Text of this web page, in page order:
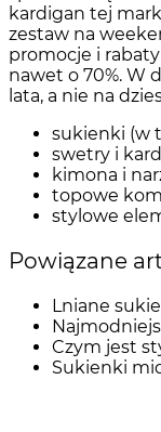
kardigan tej
zestaw na
promocje i
nawet o 70%. W
lata, a nie na
sukienki (w
swetry i
kimona i
topowe
stylowe
Powiązane
Lniane
Czym jest
Sukienki